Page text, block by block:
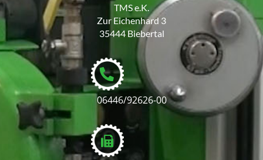
TMS e.K.
Zur Eichenhard 3
35444 Biebertal
06446/92626-00